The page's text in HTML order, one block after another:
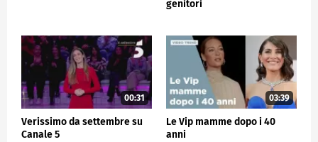
genitori
00:31
Verissimo da settembre su
Canale 5
03:39
Le Vip mamme dopo i 40
anni